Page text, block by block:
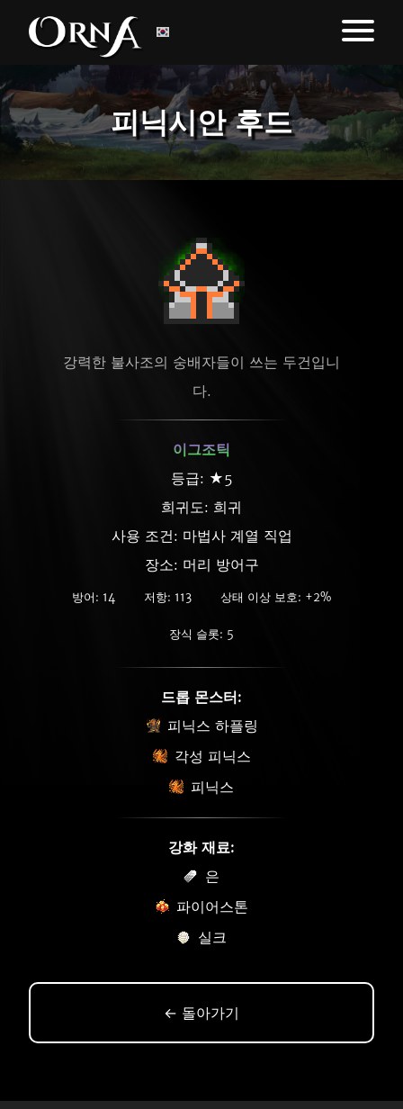
피닉시안 후드
강력한 불사조의 숭배자들이 쓰는 두건입니
다.
이그조틱
등급: ★5
희귀도: 희귀
사용 조건: 마법사 계열 직업
장소: 머리 방어구
방어: 14 저항: 113 상태 이상 보호: +2%
장식 슬롯: 5
드롭 몬스터:
피닉스 하플링
각성 피닉스
피닉스
강화 재료:
은
파이어스톤
실크
← 돌아가기